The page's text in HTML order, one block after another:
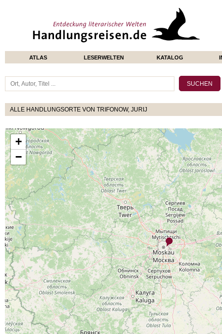
ATLAS LESERWELTEN KATALOG
ALLE HANDLUNGSORTE VON TRIFONOW, JURIJ
+
−